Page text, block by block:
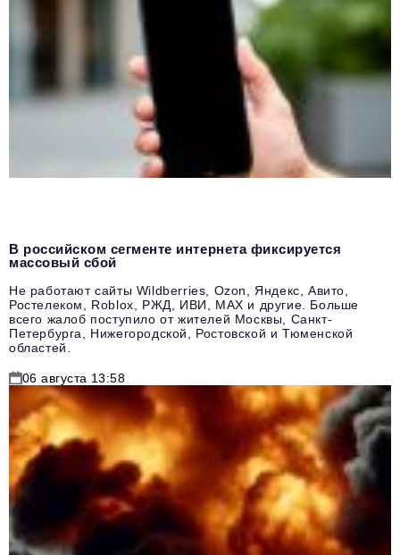
В российском сегменте интернета фиксируется
массовый сбой
Не работают сайты Wildberries, Ozon, Яндекс, Авито,
Ростелеком, Roblox, РЖД, ИВИ, MAX и другие. Больше
всего жалоб поступило от жителей Москвы, Санкт-
Петербурга, Нижегородской, Ростовской и Тюменской
областей.
06 августа 13:58